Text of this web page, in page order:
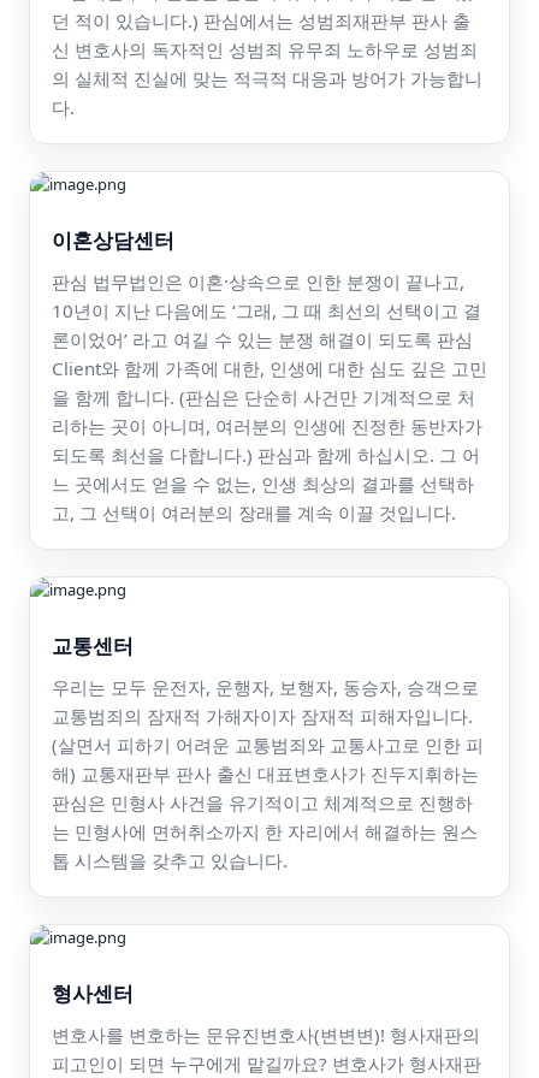
던 적이 있습니다.) 판심에서는 성범죄재판부 판사 출
신 변호사의 독자적인 성범죄 유무죄 노하우로 성범죄
의 실체적 진실에 맞는 적극적 대응과 방어가 가능합니
다.
이혼상담센터
판심 법무법인은 이혼·상속으로 인한 분쟁이 끝나고,
10년이 지난 다음에도 ‘그래, 그 때 최선의 선택이고 결
론이었어’ 라고 여길 수 있는 분쟁 해결이 되도록 판심
Client와 함께 가족에 대한, 인생에 대한 심도 깊은 고민
을 함께 합니다. (판심은 단순히 사건만 기계적으로 처
리하는 곳이 아니며, 여러분의 인생에 진정한 동반자가
되도록 최선을 다합니다.) 판심과 함께 하십시오. 그 어
느 곳에서도 얻을 수 없는, 인생 최상의 결과를 선택하
고, 그 선택이 여러분의 장래를 계속 이끌 것입니다.
교통센터
우리는 모두 운전자, 운행자, 보행자, 동승자, 승객으로
교통범죄의 잠재적 가해자이자 잠재적 피해자입니다.
(살면서 피하기 어려운 교통범죄와 교통사고로 인한 피
해) 교통재판부 판사 출신 대표변호사가 진두지휘하는
판심은 민형사 사건을 유기적이고 체계적으로 진행하
는 민형사에 면허취소까지 한 자리에서 해결하는 원스
톱 시스템을 갖추고 있습니다.
형사센터
변호사를 변호하는 문유진변호사(변변변)! 형사재판의
피고인이 되면 누구에게 맡길까요? 변호사가 형사재판